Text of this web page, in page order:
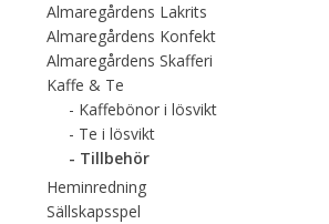
Almaregårdens Lakrits
Almaregårdens Konfekt
Almaregårdens Skafferi
Kaffe & Te
Kaffebönor i lösvikt
Te i lösvikt
Tillbehör
Heminredning
Sällskapsspel